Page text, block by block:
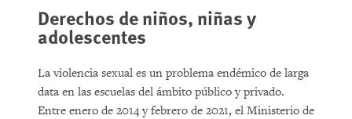
Derechos de niños, niñas y
adolescentes
La violencia sexual es un problema endémico de larga
data en las escuelas del ámbito público y privado.
Entre enero de 2014 y febrero de 2021, el Ministerio de